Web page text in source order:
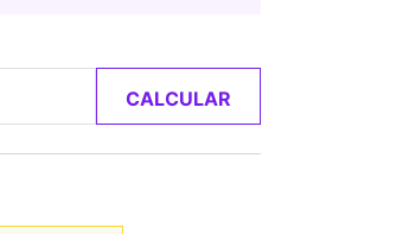
CALCULAR